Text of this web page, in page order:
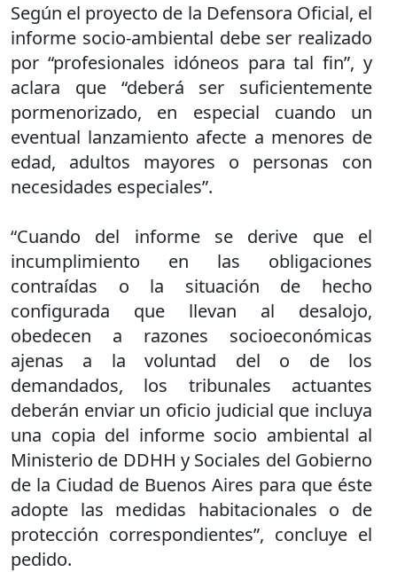
Según el proyecto de la Defensora Oficial, el
informe socio-ambiental debe ser realizado
por “profesionales idóneos para tal fin”, y
aclara que “deberá ser suficientemente
pormenorizado, en especial cuando un
eventual lanzamiento afecte a menores de
edad, adultos mayores o personas con
necesidades especiales”.
“Cuando del informe se derive que el
incumplimiento en las obligaciones
contraídas o la situación de hecho
configurada que llevan al desalojo,
obedecen a razones socioeconómicas
ajenas a la voluntad del o de los
demandados, los tribunales actuantes
deberán enviar un oficio judicial que incluya
una copia del informe socio ambiental al
Ministerio de DDHH y Sociales del Gobierno
de la Ciudad de Buenos Aires para que éste
adopte las medidas habitacionales o de
protección correspondientes”, concluye el
pedido.